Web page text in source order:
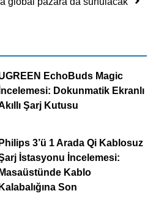
EchoBuds Magic
İncelemesi: Dokunmatik Ekranlı
Şarj Kutusu
Philips 3’ü 1 Arada Qi Kablosuz
İstasyonu İncelemesi:
Masaüstünde Kablo
Kalabalığına Son